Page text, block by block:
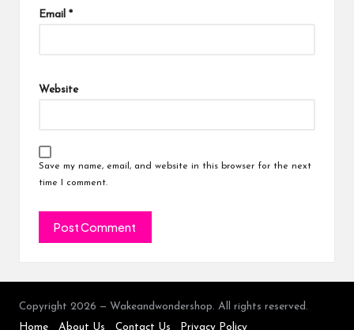
Email *
Website
Save my name, email, and website in this browser for the next
time I comment.
Copyright 2026 — Wakeandwondershop. All rights reserved.
Home
About Us Contact Us Privacy Policy